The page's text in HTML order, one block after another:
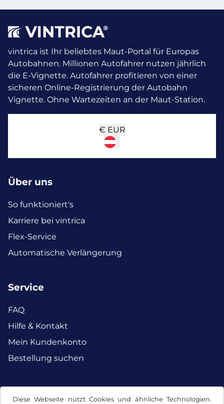
Diese Webseite nutzt Cookies und ähnliche Technologien.
vintrica ist Ihr beliebtes Maut-Portal für Europas
Autobahnen. Millionen Autofahrer nutzen jährlich
die E-Vignette. Autofahrer profitieren von einer
sicheren Online-Registrierung der Autobahn
Vignette. Ohne Wartezeiten an der Maut-Station.
€ EUR
Über uns
So funktioniert's
Karriere bei vintrica
Flex-Service
Automatische Verlängerung
Service
FAQ
Hilfe & Kontakt
Mein Kundenkonto
Bestellung suchen